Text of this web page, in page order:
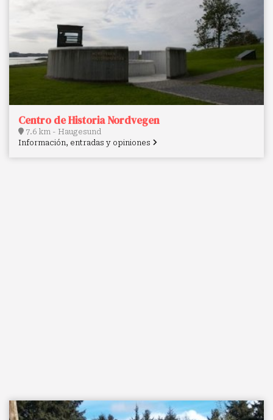
Centro de Historia Nordvegen
7.6 km - Haugesund
Información, entradas y opiniones